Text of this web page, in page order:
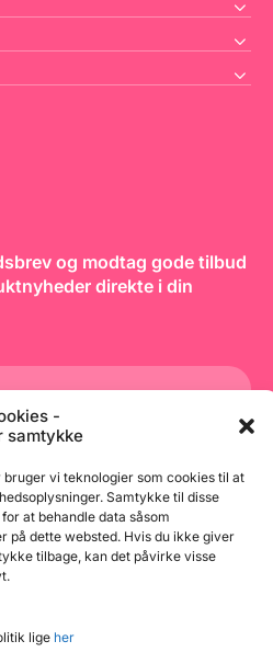
-
samtykke
vi teknologier som cookies til at
Samtykke til disse
at behandle data såsom
dette websted. Hvis du ikke giver
tilbage, kan det påvirke visse
lige her
og modtag gode tilbud
direkte i din